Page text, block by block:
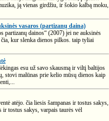
ją vienas girdžiu, ir šokio kalbą moku,
vasaros (partizanų daina)
partizanų dainos“ (2007) jei ne auksinės
kur slenka dienos pilkos. taip tyliai
esu už savo skausmą ir viltį baltijos
stovi malūnas prie kelio mūsų dienos kaip
atėjo. čia liesis šampanas ir tostus sakys,
ir tostus sakys, varpais taurės vėl